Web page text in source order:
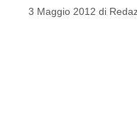
3 Maggio 2012 di